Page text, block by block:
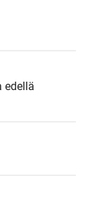
edellä